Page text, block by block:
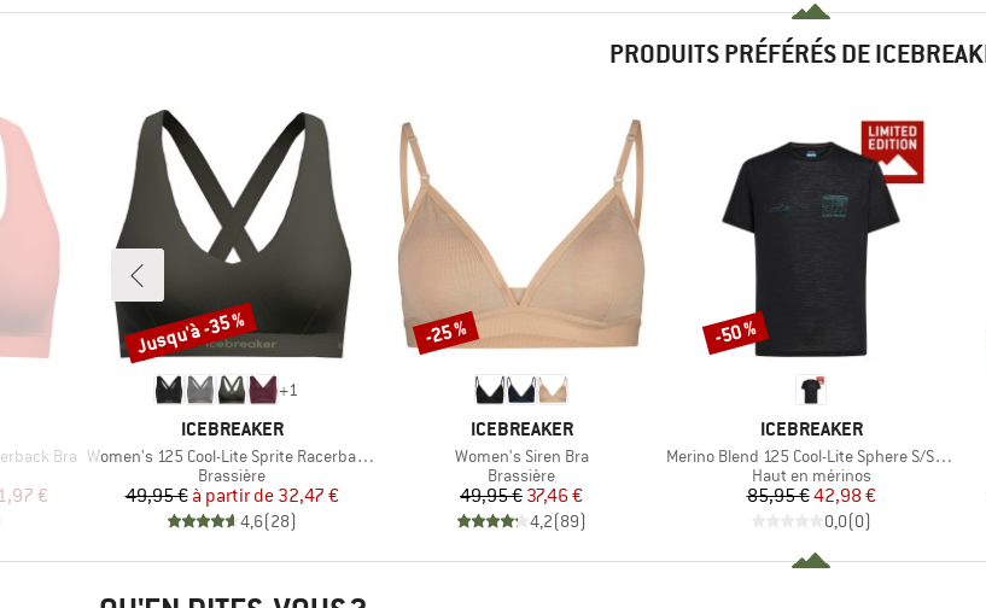
PRODUITS PRÉFÉRÉS DE
Bra
€
+1
MARQUE
ICEBREAKER
Article
Women's 125 Cool-Lite Sprite Racerback Bra
Product group
Brassière
Prix
49,95 € Prix réduit
à partir de 32,47 €
4,6(28)
Remise
Jusqu'à -35 %
MARQUE
ICEBREAKER
Article
Women's Siren Bra
Product group
Brassière
Prix
49,95 €Prix réduit
37,46 €
4,2(89)
Remise
-25 %
MARQUE
ICEBREAKER
Article
Merino Blend 125 Cool-Lite Sphere S/S Exclusive
Product group
Haut en mérinos
Prix
85,95 €Prix réduit
42,98 €
0,0(0)
Remise
-50 %